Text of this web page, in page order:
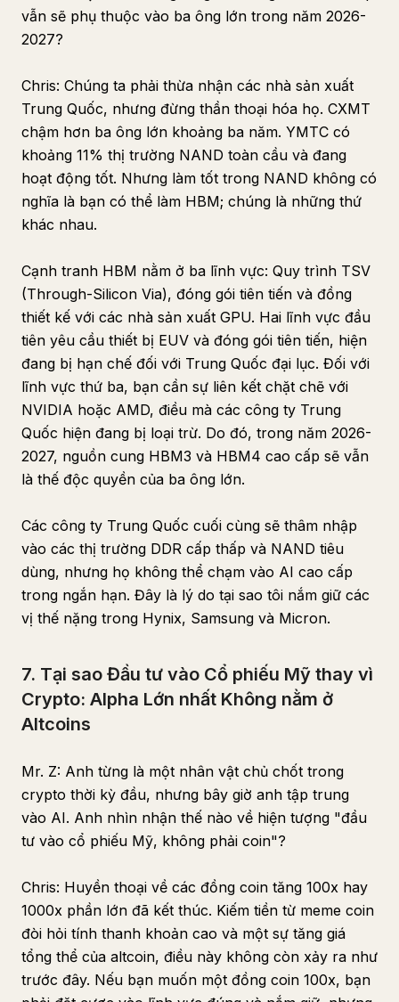
vẫn sẽ phụ thuộc vào ba ông lớn trong năm 2026-
2027?
Chris: Chúng ta phải thừa nhận các nhà sản xuất
Trung Quốc, nhưng đừng thần thoại hóa họ. CXMT
chậm hơn ba ông lớn khoảng ba năm. YMTC có
khoảng 11% thị trường NAND toàn cầu và đang
hoạt động tốt. Nhưng làm tốt trong NAND không có
nghĩa là bạn có thể làm HBM; chúng là những thứ
khác nhau.
Cạnh tranh HBM nằm ở ba lĩnh vực: Quy trình TSV
(Through-Silicon Via), đóng gói tiên tiến và đồng
thiết kế với các nhà sản xuất GPU. Hai lĩnh vực đầu
tiên yêu cầu thiết bị EUV và đóng gói tiên tiến, hiện
đang bị hạn chế đối với Trung Quốc đại lục. Đối với
lĩnh vực thứ ba, bạn cần sự liên kết chặt chẽ với
NVIDIA hoặc AMD, điều mà các công ty Trung
Quốc hiện đang bị loại trừ. Do đó, trong năm 2026-
2027, nguồn cung HBM3 và HBM4 cao cấp sẽ vẫn
là thế độc quyền của ba ông lớn.
Các công ty Trung Quốc cuối cùng sẽ thâm nhập
vào các thị trường DDR cấp thấp và NAND tiêu
dùng, nhưng họ không thể chạm vào AI cao cấp
trong ngắn hạn. Đây là lý do tại sao tôi nắm giữ các
vị thế nặng trong Hynix, Samsung và Micron.
7. Tại sao Đầu tư vào Cổ phiếu Mỹ thay vì
Crypto: Alpha Lớn nhất Không nằm ở
Altcoins
Mr. Z: Anh từng là một nhân vật chủ chốt trong
crypto thời kỳ đầu, nhưng bây giờ anh tập trung
vào AI. Anh nhìn nhận thế nào về hiện tượng "đầu
tư vào cổ phiếu Mỹ, không phải coin"?
Chris: Huyền thoại về các đồng coin tăng 100x hay
1000x phần lớn đã kết thúc. Kiếm tiền từ meme coin
đòi hỏi tính thanh khoản cao và một sự tăng giá
tổng thể của altcoin, điều này không còn xảy ra như
trước đây. Nếu bạn muốn một đồng coin 100x, bạn